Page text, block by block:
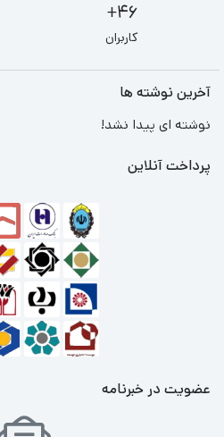
46+
کاربران
آخرین نوشته ها
نوشته ای پیدا نشد!
پرداخت آنلاین
عضویت در خبرنامه